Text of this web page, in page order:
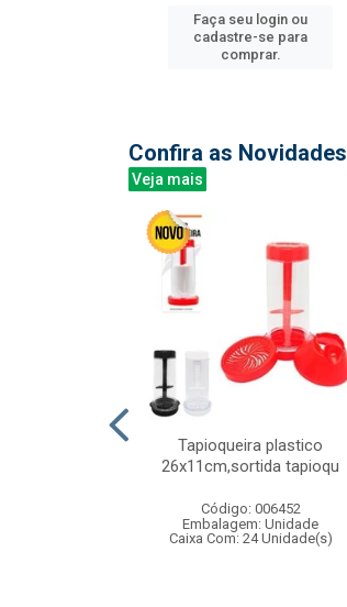
Faça seu login ou
cadastre-se para
comprar.
Confira as Novidades
Veja mais
Tapioqueira plastico
26x11cm,sortida tapioqu
Código: 006452
Embalagem: Unidade
Caixa Com: 24 Unidade(s)